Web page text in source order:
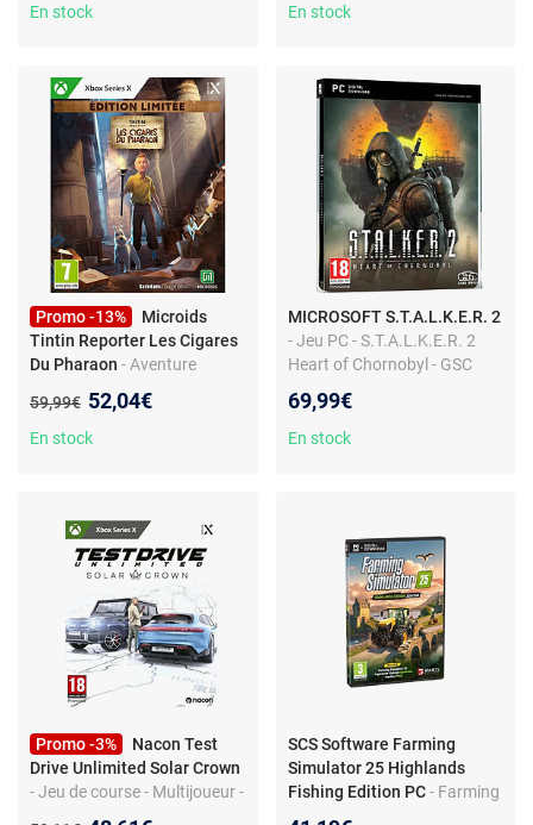
En stock En stock
Promo -13%
Microids
Tintin Reporter Les Cigares
Du Pharaon - Aventure
captivante - Énigmes et
péripéties
Ancien prix :
59,99€ Nouveau prix :
52,04€
En stock
MICROSOFT S.T.A.L.K.E.R. 2
- Jeu PC - S.T.A.L.K.E.R. 2
Heart of Chornobyl - GSC
69,99€
En stock
Promo -3%
Nacon Test
Drive Unlimited Solar Crown
- Jeu de course - Multijoueur -
SCS Software Farming
Simulator 25 Highlands
Fishing Edition PC - Farming